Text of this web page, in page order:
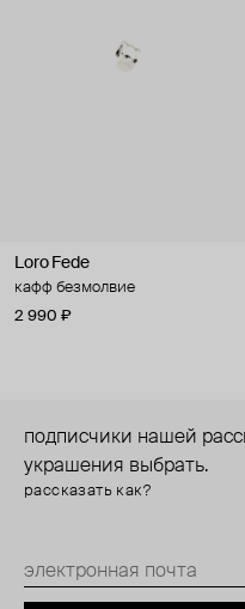
Loro Fede
кафф безмолвие
2 990 ₽
подписчики нашей
украшения выбрать.
рассказать как?